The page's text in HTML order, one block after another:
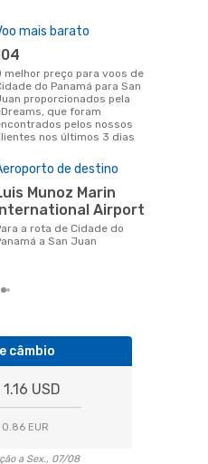
mais barato
104
de
do Panamá para San
proporcionados pela
que foram
pelos nossos
nos últimos 3 dias
de destino
Airport
do
a San Juan
câmbio
USD
0.86 EUR
a Sex., 07/08